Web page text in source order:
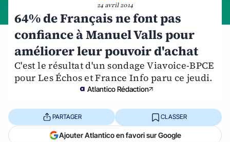
24 avril 2014
64% de Français ne font pas
confiance à Manuel Valls pour
améliorer leur pouvoir d'achat
C'est le résultat d'un sondage Viavoice-BPCE
pour Les Échos et France Info paru ce jeudi.
Atlantico Rédaction
PARTAGER CLASSER
Ajouter Atlantico en favori sur Google